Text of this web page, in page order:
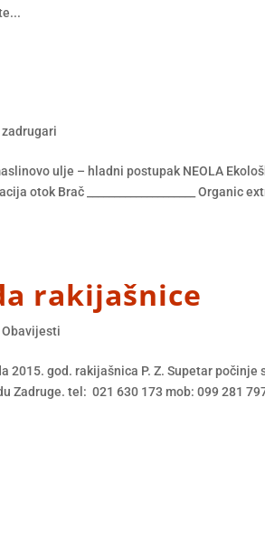
zadrugari
ulje – hladni postupak NEOLA
otok Brač ____________________ Organic
rakijašnice
Obavijesti
2015. god. rakijašnica P. Z. Supetar
Zadruge. tel: 021 630 173 mob: 099 281